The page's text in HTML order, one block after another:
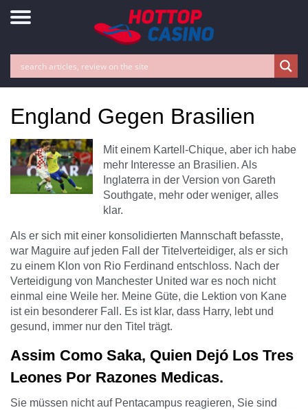
England Gegen Brasilien
Mit einem Kartell-Chique, aber ich habe
mehr Interesse an Brasilien. Als
Inglaterra in der Version von Gareth
Southgate, mehr oder weniger, alles
klar.
Als er sich mit einer konsolidierten Mannschaft befasste,
war Maguire auf jeden Fall der Titelverteidiger, als er sich
zu einem Klon von Rio Ferdinand entschloss. Nach der
Verteidigung von Manchester United war es noch nicht
einmal eine Weile her. Meine Güte, die Lektion von Kane
ist ein besonderer Fall. Es ist klar, dass Harry, lebt und
gesund, immer nur den Titel trägt.
Assim Como Saka, Quien Dejó Los Tres
Leones Por Razones Medicas.
Sie müssen nicht auf Pentacampus reagieren, Sie sind